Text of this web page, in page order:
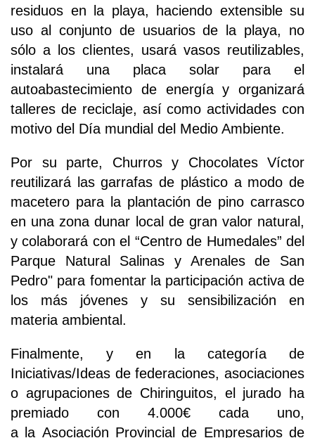
residuos en la playa, haciendo extensible su
uso al conjunto de usuarios de la playa, no
sólo a los clientes, usará vasos reutilizables,
instalará una placa solar para el
autoabastecimiento de energía y organizará
talleres de reciclaje, así como actividades con
motivo del Día mundial del Medio Ambiente.
Por su parte, Churros y Chocolates Víctor
reutilizará las garrafas de plástico a modo de
macetero para la plantación de pino carrasco
en una zona dunar local de gran valor natural,
y colaborará con el “Centro de Humedales” del
Parque Natural Salinas y Arenales de San
Pedro" para fomentar la participación activa de
los más jóvenes y su sensibilización en
materia ambiental.
Finalmente, y en la categoría de
Iniciativas/Ideas de federaciones, asociaciones
o agrupaciones de Chiringuitos, el jurado ha
premiado con 4.000€ cada uno,
a la Asociación Provincial de Empresarios de